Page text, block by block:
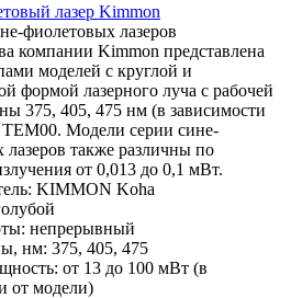
лазер Kimmon
фиолетовых лазеров
компании Kimmon представлена
моделей с круглой и
формой лазерного луча с рабочей
375, 405, 475 нм (в зависимости
Модели серии сине-
лазеров также различны по
от 0,013 до 0,1 мВт.
KIMMON Koha
непрерывный
нм: 375, 405, 475
от 13 до 100 мВт (в
от модели)